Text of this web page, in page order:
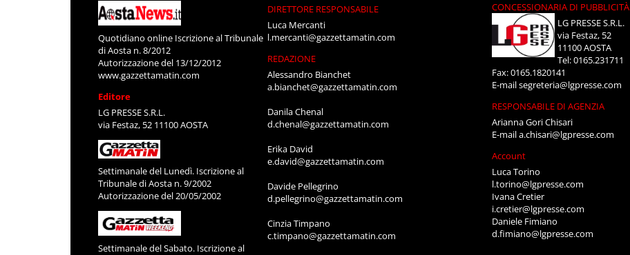
Quotidiano online Iscrizione al Tribunale
di Aosta n. 8/2012
Autorizzazione del 13/12/2012
www.gazzettamatin.com
Editore
LG PRESSE S.R.L.
via Festaz, 52 11100 AOSTA
Settimanale del Lunedì. Iscrizione al
Tribunale di Aosta n. 9/2002
Autorizzazione del 20/05/2002
Settimanale del Sabato. Iscrizione al
DIRETTORE RESPONSABILE
Luca Mercanti
l.mercanti@gazzettamatin.com
REDAZIONE
Alessandro Bianchet
a.bianchet@gazzettamatin.com
Danila Chenal
d.chenal@gazzettamatin.com
Erika David
e.david@gazzettamatin.com
Davide Pellegrino
d.pellegrino@gazzettamatin.com
Cinzia Timpano
c.timpano@gazzettamatin.com
CONCESSIONARIA DI PUBBLICITÀ
LG PRESSE S.R.L.
via Festaz, 52
11100 AOSTA
Tel: 0165.231711
Fax: 0165.1820141
E-mailsegreteria@lgpresse.com
RESPONSABILE DI AGENZIA
Arianna Gori Chisari
E-maila.chisari@lgpresse.com
Account
Luca Torino
l.torino@lgpresse.com
Ivana Cretier
i.cretier@lgpresse.com
Daniele Fimiano
d.fimiano@lgpresse.com